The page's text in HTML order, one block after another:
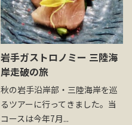
岩手ガストロノミー 三陸海
岸走破の旅
秋の岩手沿岸部・三陸海岸を巡
るツアーに行ってきました。当
コースは今年7月...